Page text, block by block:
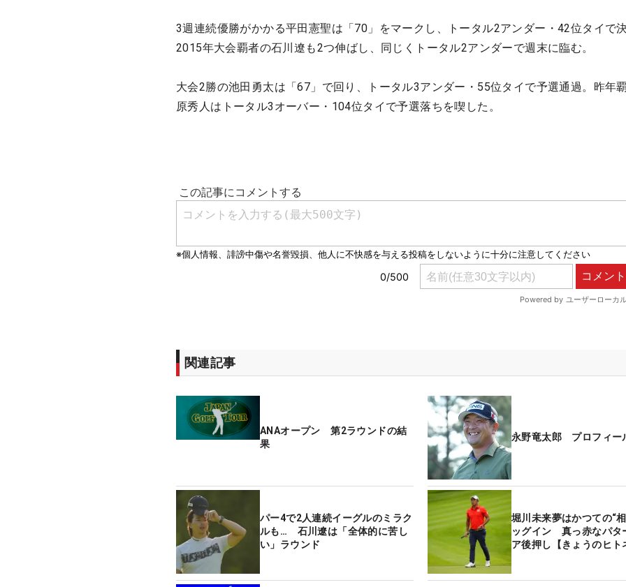
3週連続優勝がかかる平田憲聖は「70」をマークし、トータル2アンダー・42位タイで
2015年大会覇者の石川遼も2つ伸ばし、同じくトータル2アンダーで週末に臨む。
大会2勝の池田勇太は「67」で回り、トータル3アンダー・55位タイで予選通過。昨年
原秀人はトータル3オーバー・104位タイで予選落ちを喫した。
関連記事
ANAオープン 第2ラウンドの結
果
永野竜太郎 プロフィー
パー4で2人連続イーグルのミラク
ルも… 石川遼は「全体的に苦し
い」ラウンド
堀川未来夢はかつての“
ッグイン 真っ赤なパタ
ア後押し【きょうのヒト